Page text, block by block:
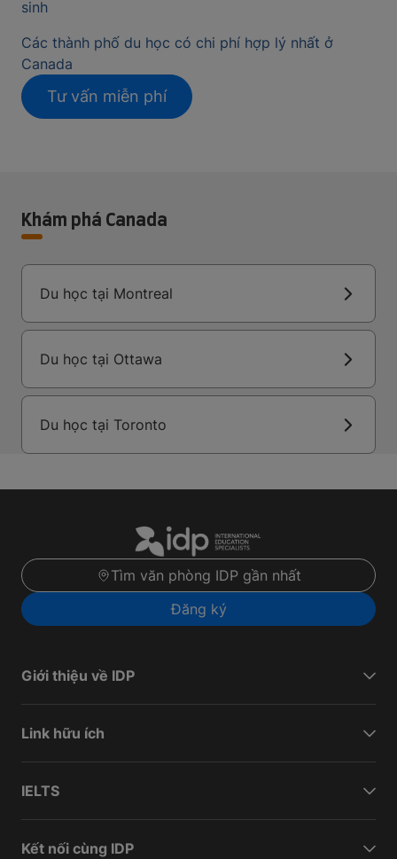
sinh
Các thành phố du học có chi phí hợp lý nhất ở
Canada
Tư vấn miễn phí
Khám phá Canada
Du học tại Montreal
Du học tại Ottawa
Du học tại Toronto
Tìm văn phòng IDP gần nhất
Đăng ký
Giới thiệu về IDP
Link hữu ích
IELTS
Kết nối cùng IDP